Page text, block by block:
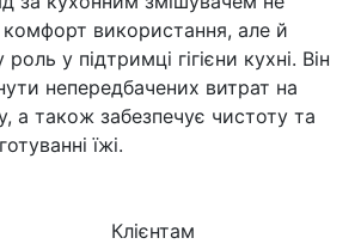
комфорт використання, але й
у підтримці гігієни кухні. Він
непередбачених витрат на
а також забезпечує чистоту та
їжі.
Клієнтам